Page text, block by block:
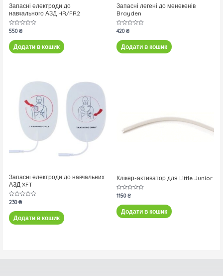
Запасні електроди до
навчального АЗД HR/FR2
Оцінено
0
з
5
550₴
Додати в кошик
Запасні легені до менекенів
Brayden
Оцінено
з
5
420₴
Додати в кошик
Запасні електроди до навчальних
АЗД XFT
Оцінено
0
з
5
230₴
Додати в кошик
Клікер-активатор для Little Junior
Оцінено
з
5
1150₴
Додати в кошик